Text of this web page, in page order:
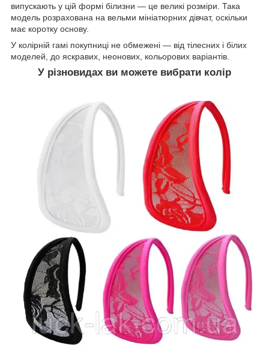
випускають у цій формі білизни — це великі розміри. Така
модель розрахована на вельми мініатюрних дівчат, оскільки
має коротку основу.
У колірній гамі покупниці не обмежені — від тілесних і білих
моделей, до яскравих, неонових, кольорових варіантів.
У різновидах ви можете вибрати колір